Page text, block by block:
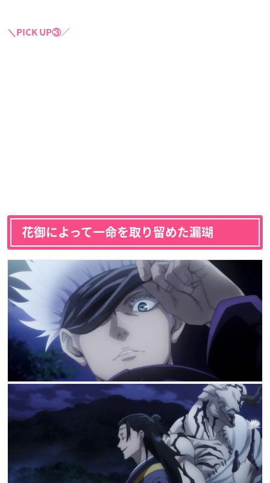
＼PICK UP③／
花御によって一命を取り留めた漏瑚